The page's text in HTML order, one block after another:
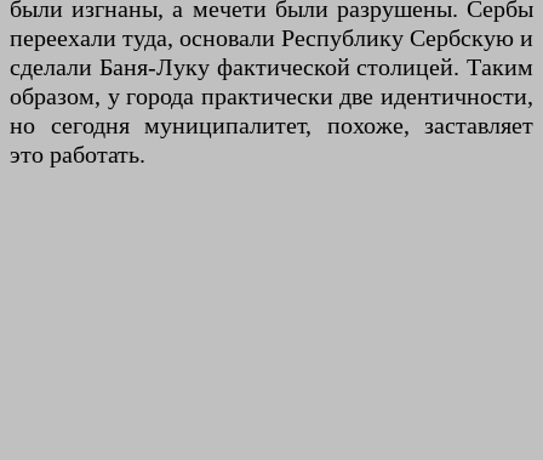
были изгнаны, а мечети были разрушены. Сербы
переехали туда, основали Республику Сербскую и
сделали Баня-Луку фактической столицей. Таким
образом, у города практически две идентичности,
но сегодня муниципалитет, похоже, заставляет
это работать.